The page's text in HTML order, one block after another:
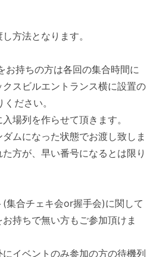
方法となります。
お持ちの方は各回の集合時間に
スビルエントランス横に設置の
ださい。
場列を作らせて頂きます。
ムになった状態でお渡し致しま
方が、早い番号になるとは限り
集合チェキ会or握手会)に関して
持ちで無い方もご参加頂けま
イベントのみ参加の方の待機列